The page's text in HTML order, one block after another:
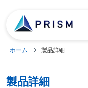
ホーム 製品詳細
製品詳細